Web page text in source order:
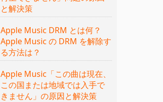
と解決策
Apple Music DRM とは何？
Apple Music の DRM を解除す
る方法は？
Apple Music「この曲は現在、
この国または地域では入手で
きません」の原因と解決策